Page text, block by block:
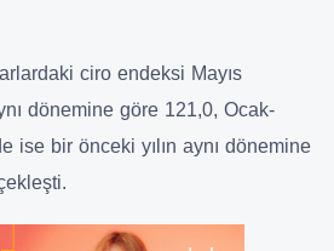
ciro endeksi Mayıs
dönemine göre 121,0, Ocak-
ise bir önceki yılın aynı dönemine